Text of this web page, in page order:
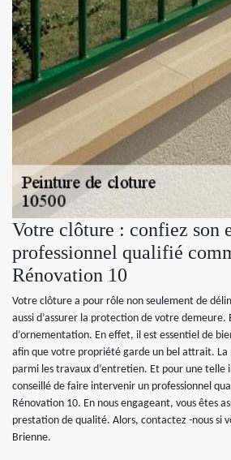
Votre clôture : confiez son
professionnel qualifié
Rénovation 10
Votre clôture a pour rôle non seulement de
aussi d’assurer la protection de votre
d’ornementation. En effet, il est essentiel de
afin que votre propriété garde un bel attrait. La
parmi les travaux d’entretien. Et pour une telle
conseillé de faire intervenir un professionnel
Rénovation 10. En nous engageant, vous êtes
prestation de qualité. Alors, contactez -nous si
Brienne.